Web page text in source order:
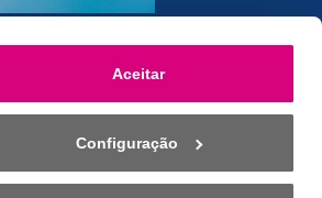
Aceitar
Configuração